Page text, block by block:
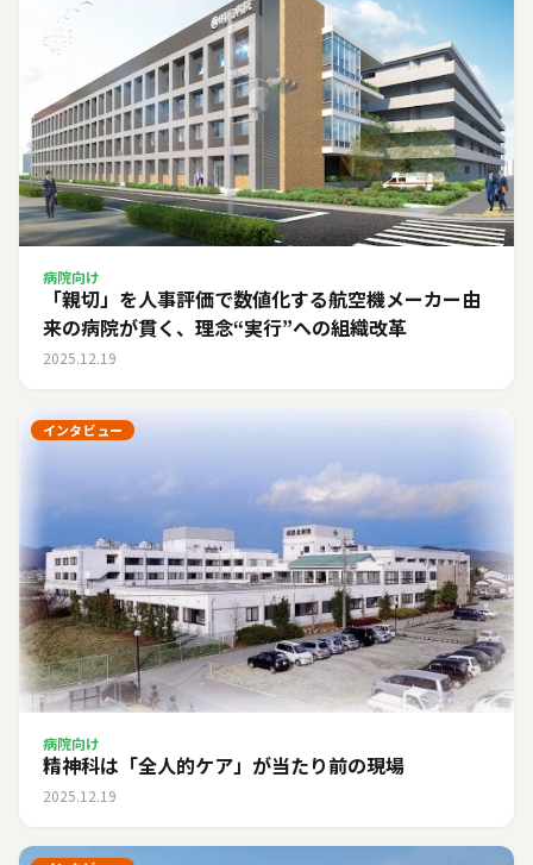
病院向け
「親切」を人事評価で数値化する――航空機メーカー由
来の病院が貫く、理念“実行”への組織改革
2025.12.19
インタビュー
病院向け
精神科は「全人的ケア」が当たり前の現場
2025.12.19